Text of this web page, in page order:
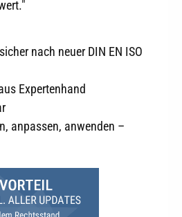
nach neuer DIN EN ISO
Expertenhand
anpassen, anwenden –